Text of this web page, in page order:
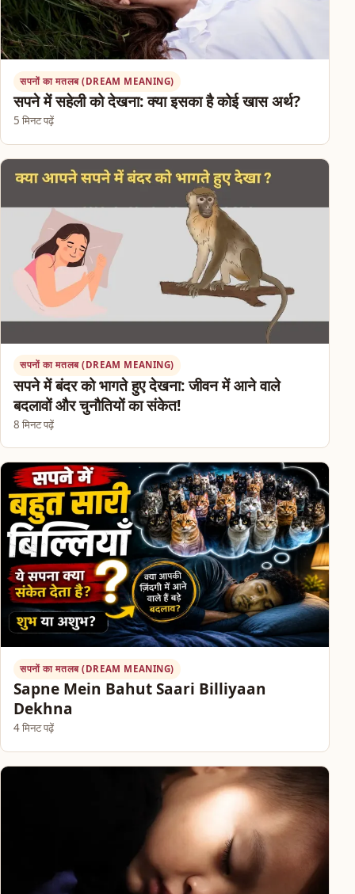
सपनों का मतलब (DREAM MEANING)
सपने में सहेली को देखना: क्या इसका है कोई खास अर्थ?
5 मिनट पढ़ें
सपनों का मतलब (DREAM MEANING)
सपने में बंदर को भागते हुए देखना: जीवन में आने वाले
बदलावों और चुनौतियों का संकेत!
8 मिनट पढ़ें
सपनों का मतलब (DREAM MEANING)
Sapne Mein Bahut Saari Billiyaan
Dekhna
4 मिनट पढ़ें